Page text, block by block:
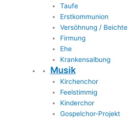
Taufe
Erstkommunion
Versöhnung / Beichte
Firmung
Ehe
Krankensalbung
Musik
Kirchenchor
Feelstimmig
Kinderchor
Gospelchor-Projekt